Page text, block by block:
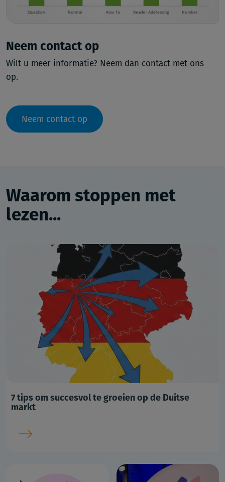
Neem contact op
Wilt u meer informatie? Neem dan contact met ons
op.
Neem contact op
Waarom stoppen met
lezen...
7 tips om succesvol te groeien op de Duitse
markt